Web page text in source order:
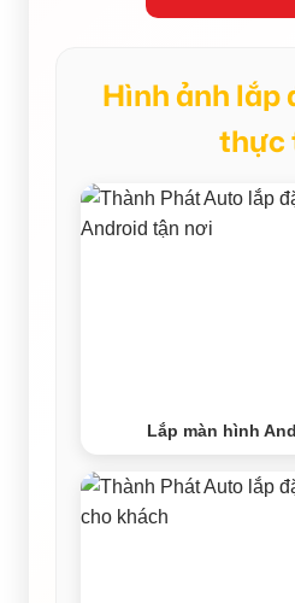
Hình ảnh lắp
thực
Lắp màn hình